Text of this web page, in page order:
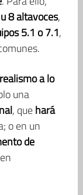
8 altavoces,
5.1 o 7.1,
a lo
una
, quehará
o en un
de